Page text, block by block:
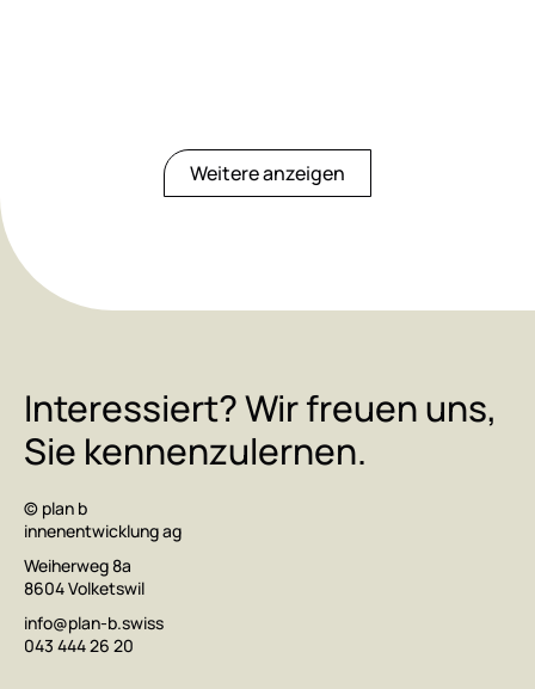
Weitere anzeigen
Interessiert? Wir freuen uns,
Sie kennenzulernen.
© plan b
innenentwicklung ag
Weiherweg 8a
8604 Volketswil
info@plan-b.swiss
043 444 26 20